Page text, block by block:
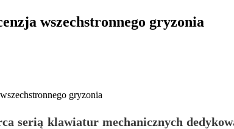
wszechstronnego gryzonia
serią klawiatur mechanicznych